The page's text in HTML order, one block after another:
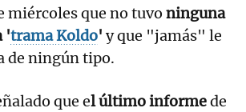
miércoles que no tuvo ninguna
'trama Koldo' y que "jamás" le
de ningún tipo.
que el último informede